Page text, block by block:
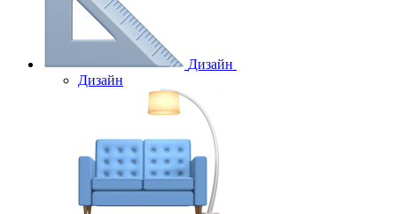
Дизайн
Дизайн